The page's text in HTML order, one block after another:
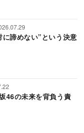
に諦めない”という決意
46の未来を背負う責